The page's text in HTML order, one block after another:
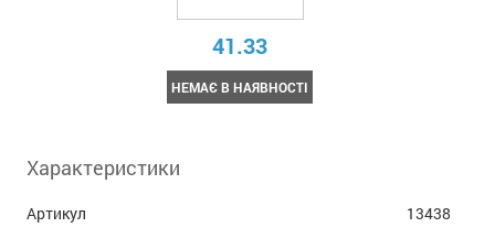
41.33
НЕМАЄ В НАЯВНОСТІ
Характеристики
Артикул
13438